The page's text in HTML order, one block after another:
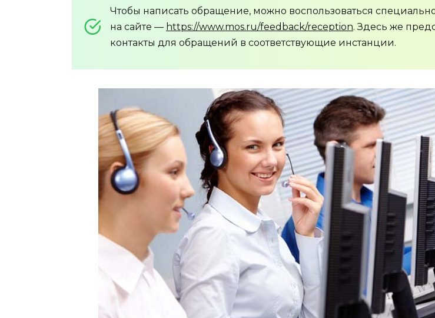
Чтобы написать обращение, можно воспользоваться
на сайте — https://www.mos.ru/feedback/reception. Здесь же
контакты для обращений в соответствующие инстанции.